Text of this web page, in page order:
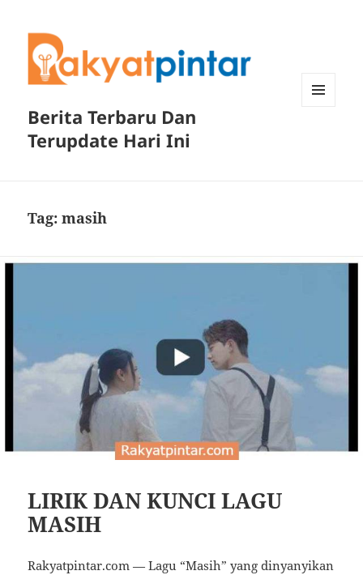
Berita Terbaru Dan
Terupdate Hari Ini
Tag:masih
LIRIK DAN KUNCI LAGU
MASIH
Rakyatpintar.com — Lagu “Masih” yang dinyanyikan